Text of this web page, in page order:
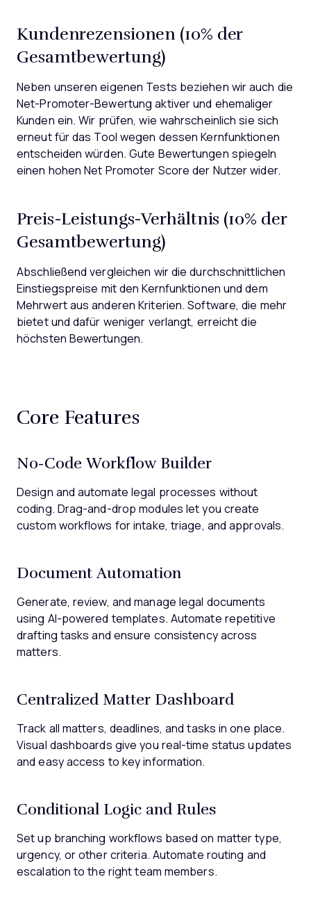
Kundenrezensionen (10% der
Gesamtbewertung)
Neben unseren eigenen Tests beziehen wir auch die
Net-Promoter-Bewertung aktiver und ehemaliger
Kunden ein. Wir prüfen, wie wahrscheinlich sie sich
erneut für das Tool wegen dessen Kernfunktionen
entscheiden würden. Gute Bewertungen spiegeln
einen hohen Net Promoter Score der Nutzer wider.
Preis-Leistungs-Verhältnis (10% der
Gesamtbewertung)
Abschließend vergleichen wir die durchschnittlichen
Einstiegspreise mit den Kernfunktionen und dem
Mehrwert aus anderen Kriterien. Software, die mehr
bietet und dafür weniger verlangt, erreicht die
höchsten Bewertungen.
Core Features
No-Code Workflow Builder
Design and automate legal processes without
coding. Drag-and-drop modules let you create
custom workflows for intake, triage, and approvals.
Document Automation
Generate, review, and manage legal documents
using AI-powered templates. Automate repetitive
drafting tasks and ensure consistency across
matters.
Centralized Matter Dashboard
Track all matters, deadlines, and tasks in one place.
Visual dashboards give you real-time status updates
and easy access to key information.
Conditional Logic and Rules
Set up branching workflows based on matter type,
urgency, or other criteria. Automate routing and
escalation to the right team members.